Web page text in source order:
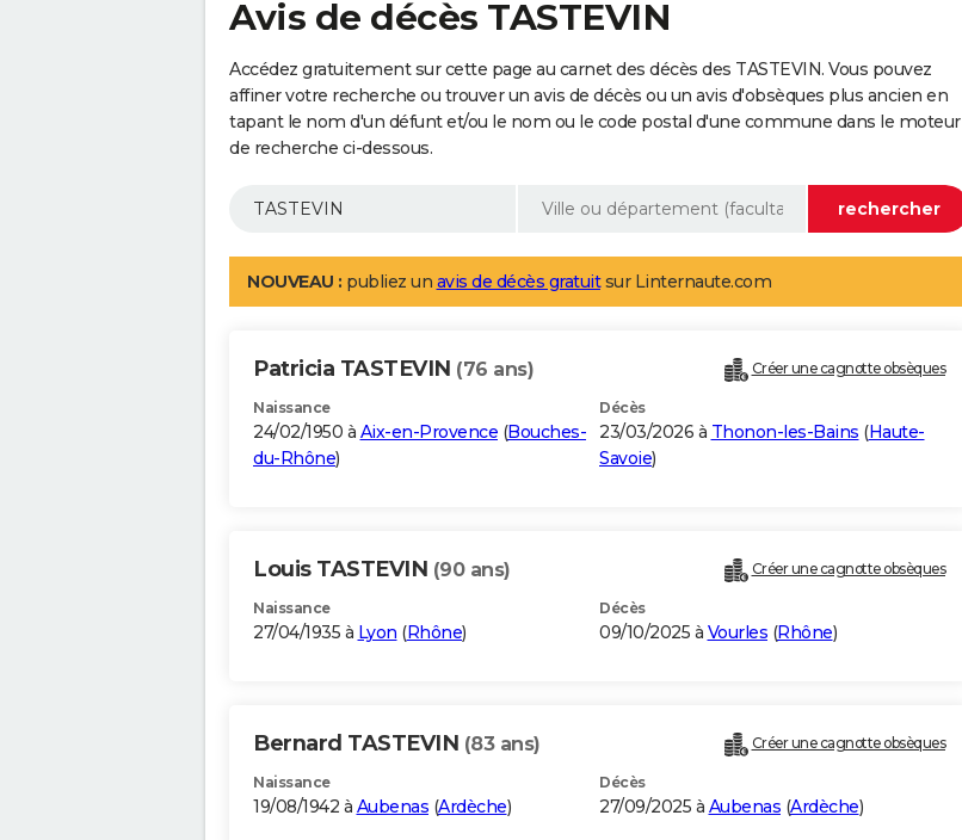
Avis de décès TASTEVIN
Accédez gratuitement sur cette page au carnet des décès des TASTEVIN. Vous pouvez
affiner votre recherche ou trouver un avis de décès ou un avis d'obsèques plus ancien en
tapant le nom d'un défunt et/ou le nom ou le code postal d'une commune dans le moteur
de recherche ci-dessous.
NOUVEAU : publiez un avis de décès gratuitsur Linternaute.com
Patricia TASTEVIN (76 ans) Créer une cagnotte obsèques
Naissance
24/02/1950 à Aix-en-Provence (Bouches-
du-Rhône)
Décès
23/03/2026 à Thonon-les-Bains (Haute-
Savoie)
Louis TASTEVIN (90 ans) Créer une cagnotte obsèques
Naissance
27/04/1935 à Lyon (Rhône)
Décès
09/10/2025 à Vourles (Rhône)
Bernard TASTEVIN (83 ans) Créer une cagnotte obsèques
Naissance
19/08/1942 à Aubenas (Ardèche)
Décès
27/09/2025 à Aubenas (Ardèche)